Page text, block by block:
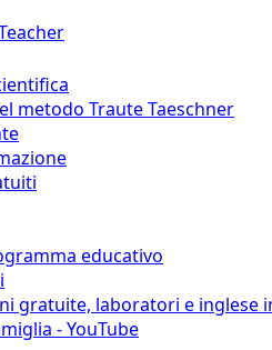
metodo Traute Taeschner
educativo
gratuite, laboratori e inglese
- YouTube